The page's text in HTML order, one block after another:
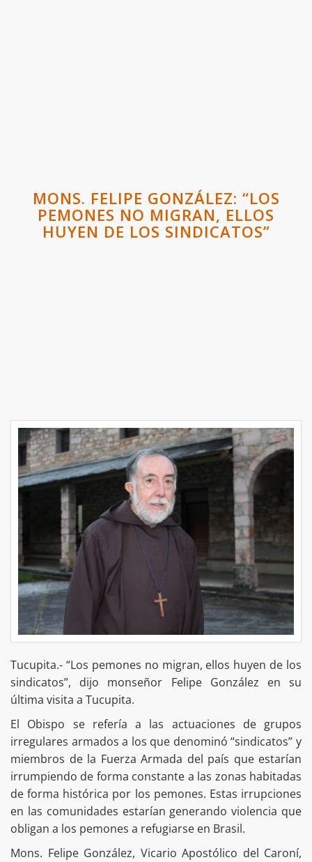
MONS. FELIPE GONZÁLEZ: “LOS
PEMONES NO MIGRAN, ELLOS
HUYEN DE LOS SINDICATOS”
Tucupita.- “Los pemones no migran, ellos huyen de los
sindicatos”, dijo monseñor Felipe González en su
última visita a Tucupita.
El Obispo se refería a las actuaciones de grupos
irregulares armados a los que denominó “sindicatos” y
miembros de la Fuerza Armada del país que estarían
irrumpiendo de forma constante a las zonas habitadas
de forma histórica por los pemones. Estas irrupciones
en las comunidades estarían generando violencia que
obligan a los pemones a refugiarse en Brasil.
Mons. Felipe González, Vicario Apostólico del Caroní,